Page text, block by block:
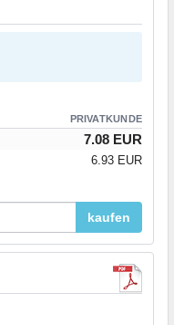
PRIVATKUNDE
7.08 EUR
6.93 EUR
kaufen